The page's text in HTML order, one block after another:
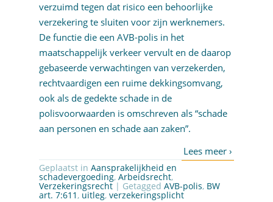
verzuimd tegen dat risico een behoorlijke
verzekering te sluiten voor zijn werknemers.
De functie die een AVB-polis in het
maatschappelijk verkeer vervult en de daarop
gebaseerde verwachtingen van verzekerden,
rechtvaardigen een ruime dekkingsomvang,
ook als de gedekte schade in de
polisvoorwaarden is omschreven als “schade
aan personen en schade aan zaken”.
Geplaatst in Aansprakelijkheid en
schadevergoeding, Arbeidsrecht,
Verzekeringsrecht | Getagged AVB-polis, BW
art. 7:611 , uitleg, verzekeringsplicht